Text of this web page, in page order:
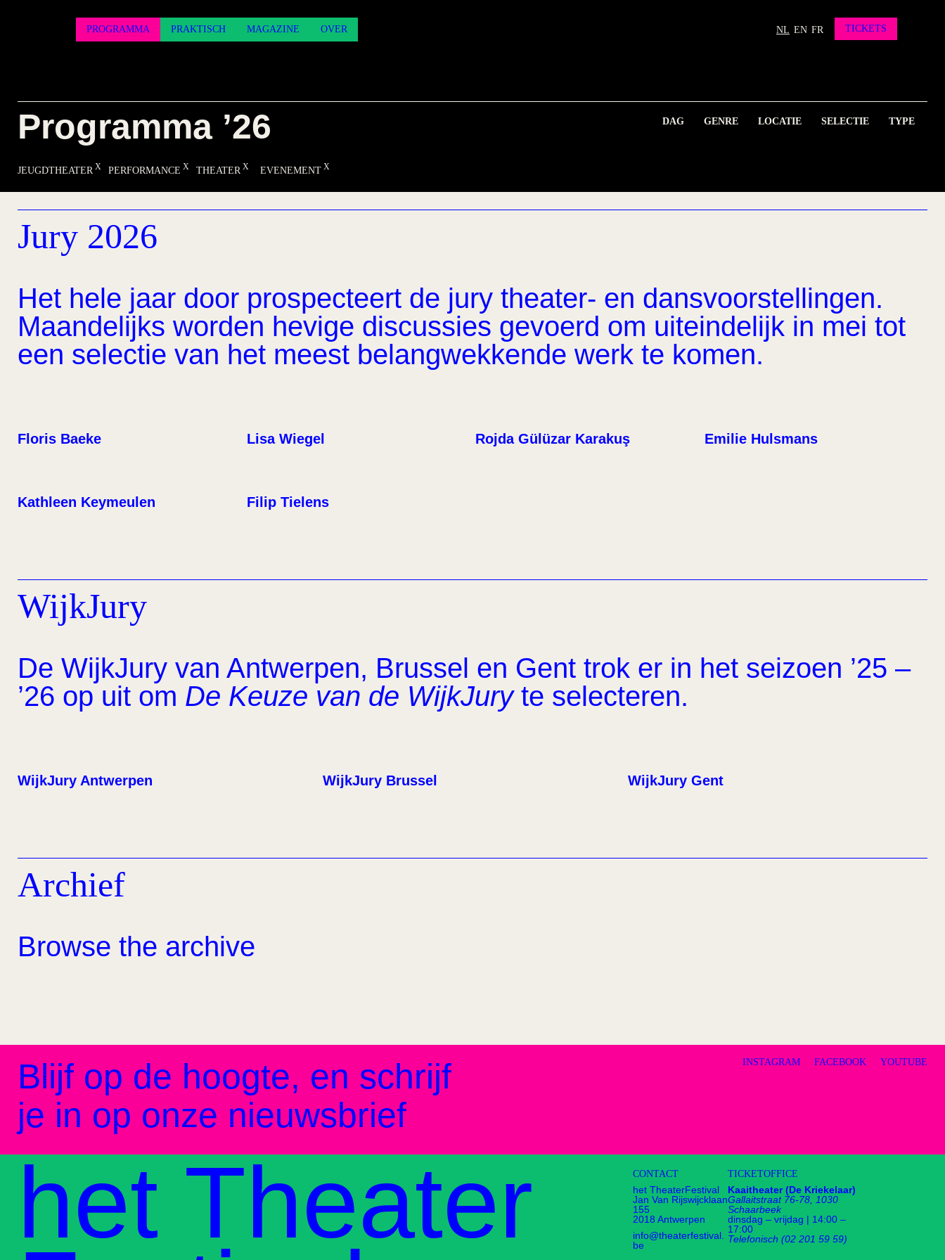
NL EN FR
PROGRAMMA PRAKTISCH MAGAZINE OVER TICKETS
Programma ’26 DAG GENRE LOCATIE SELECTIE TYPE
JEUGDTHEATER PERFORMANCE THEATER EVENEMENT
Jury 2026
Het hele jaar door prospecteert de jury theater- en dansvoorstellingen.
Maandelijks worden hevige discussies gevoerd om uiteindelijk in mei tot
een selectie van het meest belangwekkende werk te komen.
Floris Baeke Lisa Wiegel Rojda Gülüzar Karakuş Emilie Hulsmans
Kathleen Keymeulen Filip Tielens
WijkJury
De WijkJury van Antwerpen, Brussel en Gent trok er in het seizoen ’25 –
’26 op uit om De Keuze van de WijkJuryte selecteren.
WijkJury Antwerpen WijkJury Brussel WijkJury Gent
Archief
Browse the archive
Blijf op de hoogte, en schrijf
je in op onze nieuwsbrief
INSTAGRAM FACEBOOK YOUTUBE
het Theater CONTACT
het TheaterFestival
Jan Van Rijswijcklaan
155
2018 Antwerpen
info@theaterfestival.
be
TICKETOFFICE
Kaaitheater (De Kriekelaar)
Gallaitstraat 76-78, 1030
Schaarbeek
dinsdag – vrijdag | 14:00 –
17:00
Telefonisch (02 201 59 59)